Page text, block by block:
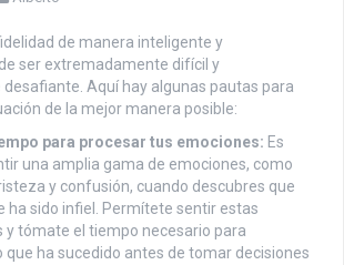
de manera inteligente y
ser extremadamente difícil y
Aquí hay algunas pautas para
de la mejor manera posible:
para procesar tus emociones: Es
una amplia gama de emociones, como
y confusión, cuando descubres que
ha sido infiel. Permítete sentir estas
y tómate el tiempo necesario para
que ha sucedido antes de tomar decisiones